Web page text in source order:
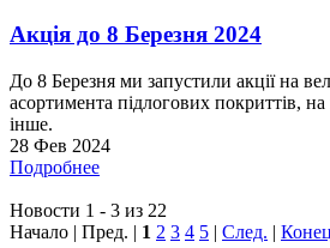
Акція до 8 Березня 2024
До 8 Березня ми запустили акції на
асортимента підлогових покриттів,
інше.
28 Фев 2024
Подробнее
Новости 1 - 3 из 22
Начало | Пред. | 1 2 3 4 5 | След. | Конец